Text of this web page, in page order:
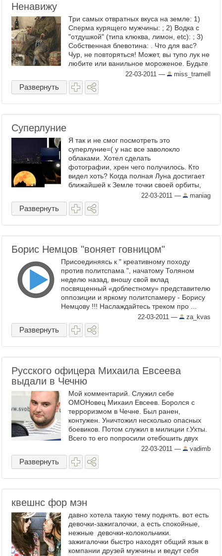
Ненавижу
Три самых отвратных вкуса на земле: 1)
Сперма курящего мужчины: ; 2) Водка с
"отдушкой" (типа клюква, лимон, etc): ; 3)
Собственная блевотина: . Что для вас?
Чур, не повторяться! Может, вы тупо лук не
любите или ванильное мороженое. Будьте
22-03-2011 — miss_tramell
Развернуть
Суперлуние
Я так и не смог посмотреть это
суперлуние=( у нас все заволокло
облаками. Хотел сделать
фотографии, хрен чего получилось. Кто
видел хоть? Когда полная Луна достигает
ближайшей к Земле точки своей орбиты,
она выглядит крупнее, чем обычно, и это
...
22-03-2011 — maniag
Развернуть
Борис Немцов "воняет говницом"
Присоединяясь к " креативному походу
против политспама ", начатому Толяном
неделю назад, вношу свой вклад
посвященный «доблестному» представителю
оппозиции и яркому политспамеру - Борису
Немцову !!! Наслаждайтесь треком про ...
22-03-2011 — za_kvas
Развернуть
Русского офицера Михаила Евсеева
выдали в Чечню
Мой комментарий. Служил себе
ОМОНовец Михаил Евсеев. Боролся с
терроризмом в Чечне. Был ранен,
контужен. Уничтожил несколько опасных
боевиков. Потом служил в милиции г.Ухты.
Всего то его попросили отебошить двух
русских парней, чтобы они взяли на ...
22-03-2011 — vadimb
Развернуть
квешнс фор мэн
давно хотела такую тему поднять. вот есть
девочки-зажигалочки, а есть спокойные,
нежные девочки-колокольчики.
зажигалочки быстро находят общий язык в
компании друзей мужчины и ведут себя